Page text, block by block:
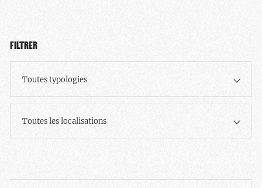
FILTRER
Toutes typologies
Toutes les localisations